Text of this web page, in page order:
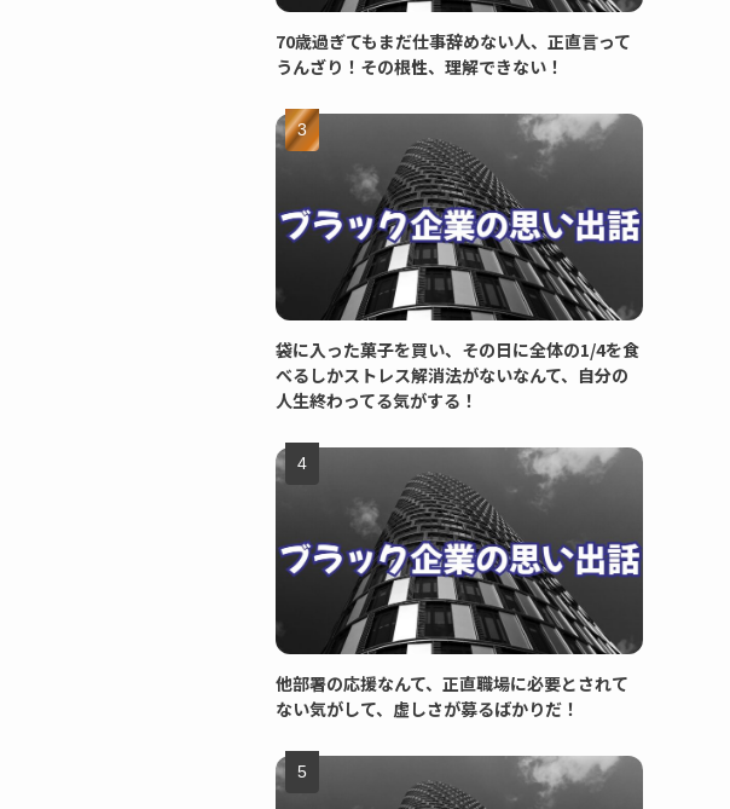
70歳過ぎてもまだ仕事辞めない人、正直言って
うんざり！その根性、理解できない！
袋に入った菓子を買い、その日に全体の1/4を食
べるしかストレス解消法がないなんて、自分の
人生終わってる気がする！
他部署の応援なんて、正直職場に必要とされて
ない気がして、虚しさが募るばかりだ！